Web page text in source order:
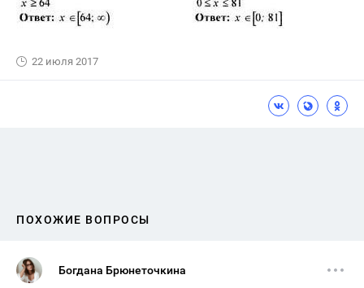
22 июля 2017
ПОХОЖИЕ ВОПРОСЫ
Богдана Брюнеточкина